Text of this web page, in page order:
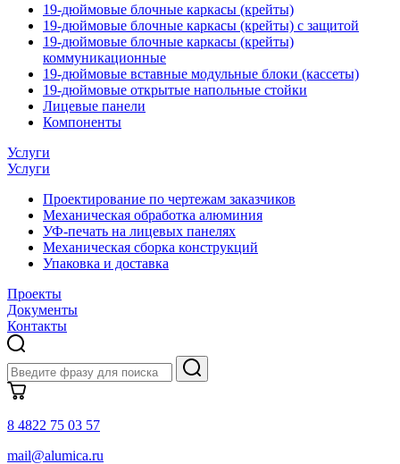
19-дюймовые блочные каркасы (крейты)
19-дюймовые блочные каркасы (крейты) с защитой
19-дюймовые блочные каркасы (крейты)
коммуникационные
19-дюймовые вставные модульные блоки (кассеты)
19-дюймовые открытые напольные стойки
Лицевые панели
Компоненты
Услуги
Услуги
Проектирование по чертежам заказчиков
Механическая обработка алюминия
УФ-печать на лицевых панелях
Механическая сборка конструкций
Упаковка и доставка
Проекты
Документы
Контакты
8 4822 75 03 57
mail@alumica.ru